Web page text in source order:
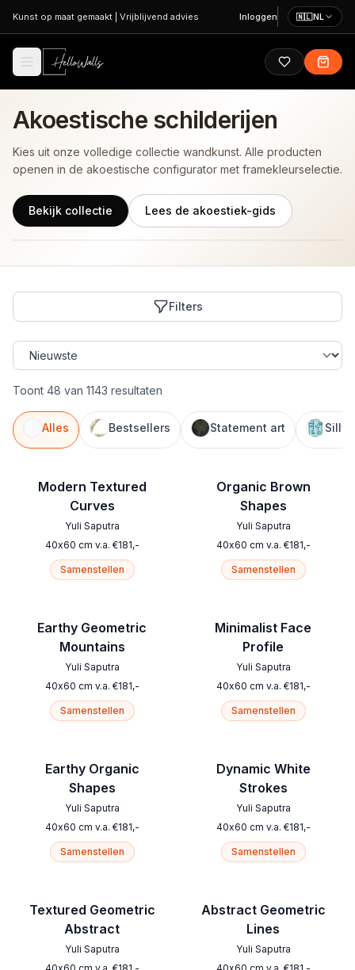
Ga naar hoofdinhoud
Kunst op maat gemaakt Vrijblijvend advies Inloggen 🇳🇱NL
Akoestische schilderijen
Kies uit onze volledige collectie wandkunst. Alle producten
openen in de akoestische configurator met framekleurselectie.
Bekijk collectie Lees de akoestiek-gids
Filters
Toont 48 van 1143 resultaten
Alles Bestsellers Statement art Silly
Modern Textured
Curves
Yuli Saputra
40x60 cm v.a. €181,-
Samenstellen
Earthy Geometric
Mountains
Yuli Saputra
40x60 cm v.a. €181,-
Samenstellen
Earthy Organic
Shapes
Yuli Saputra
40x60 cm v.a. €181,-
Samenstellen
Textured Geometric
Abstract
Yuli Saputra
Organic Brown
Shapes
Yuli Saputra
40x60 cm v.a. €181,-
Samenstellen
Minimalist Face
Profile
Yuli Saputra
40x60 cm v.a. €181,-
Samenstellen
Dynamic White
Strokes
Yuli Saputra
40x60 cm v.a. €181,-
Samenstellen
Abstract Geometric
Lines
Yuli Saputra